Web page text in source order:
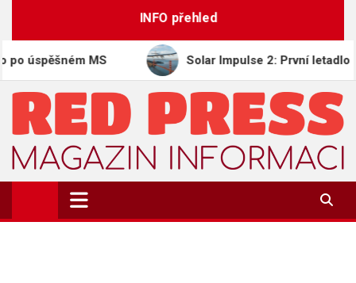
INFO přehled
MS Solar Impulse 2: První letadlo
REDPRESS.CZ
Magazín informací | Zpravodajství